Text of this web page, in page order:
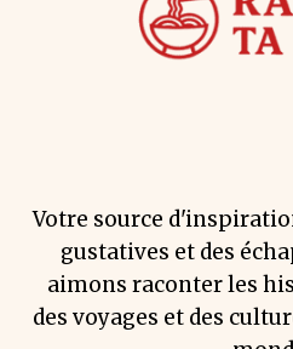
Votre source
gustatives et des
aimons raconter les
des voyages et des